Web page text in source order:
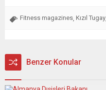
Fitness magazines Kızıl Tugay
Benzer Konular